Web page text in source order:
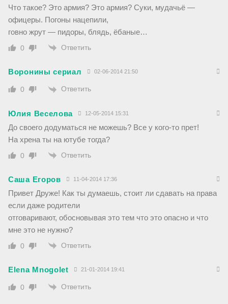
Что такое? Это армия? Это армия? Суки, мудачьё —
офицеры. Погоны нацепили,
говно жрут — пидоры, блядь, ёбаные…
0 Ответить
Воронины сериал 02-06-2014 21:50
0 Ответить
Юлия Веселова 12-05-2014 15:31
До своего додуматься не можешь? Все у кого-то прет!
На хрена ты на ютубе тогда?
0 Ответить
Саша Егоров 11-04-2014 17:36
Привет Друже! Как ты думаешь, стоит ли сдавать на права
если даже родители
отговаривают, обосновывая это тем что это опасно и что
мне это не нужно?
0 Ответить
Elena Mnogolet 21-01-2014 19:41
0 Ответить